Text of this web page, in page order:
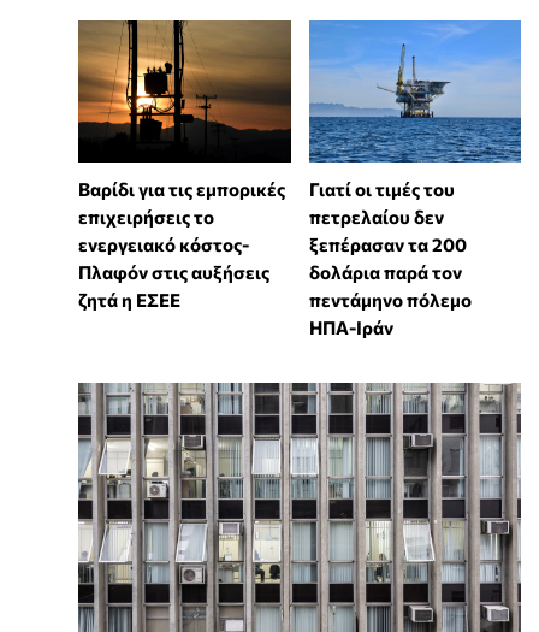
Βαρίδι για τις εμπορικές
επιχειρήσεις το
ενεργειακό κόστος-
Πλαφόν στις αυξήσεις
ζητά η ΕΣΕΕ
Γιατί οι τιμές του
πετρελαίου δεν
ξεπέρασαν τα 200
δολάρια παρά τον
πεντάμηνο πόλεμο
ΗΠΑ-Ιράν